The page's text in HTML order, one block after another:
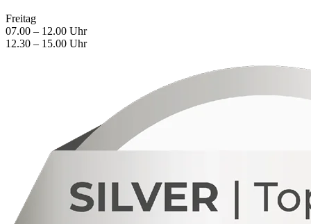
Freitag
07.00 – 12.00 Uhr
12.30 – 15.00 Uhr